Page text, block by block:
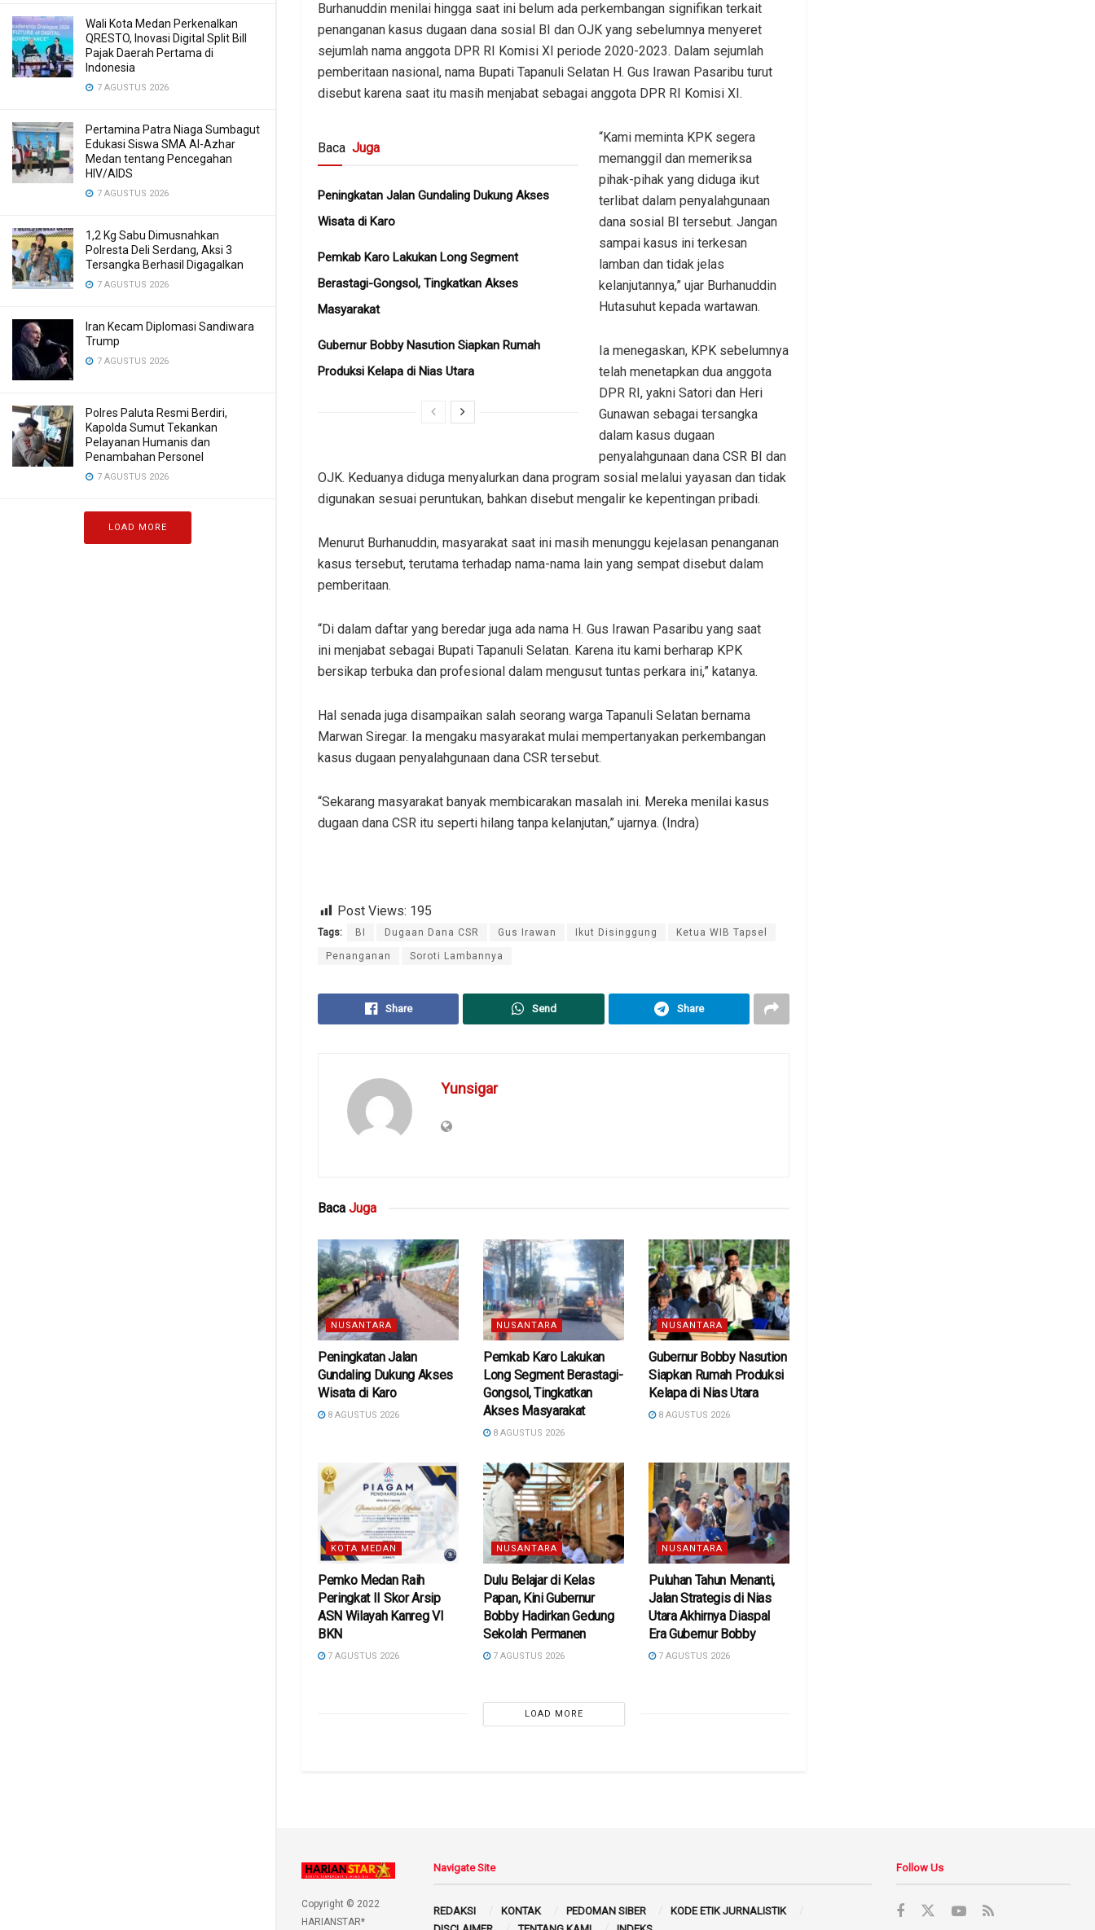
Wali Kota Medan Perkenalkan
QRESTO, Inovasi Digital Split Bill
Pajak Daerah Pertama di
Indonesia
7 AGUSTUS 2026
Pertamina Patra Niaga Sumbagut
Edukasi Siswa SMA Al-Azhar
Medan tentang Pencegahan
HIV/AIDS
7 AGUSTUS 2026
1,2 Kg Sabu Dimusnahkan
Polresta Deli Serdang, Aksi 3
Tersangka Berhasil Digagalkan
7 AGUSTUS 2026
Iran Kecam Diplomasi Sandiwara
Trump
7 AGUSTUS 2026
Polres Paluta Resmi Berdiri,
Kapolda Sumut Tekankan
Pelayanan Humanis dan
Penambahan Personel
7 AGUSTUS 2026
LOAD MORE
Burhanuddin menilai hingga saat ini belum ada perkembangan signifikan terkait
penanganan kasus dugaan dana sosial BI dan OJK yang sebelumnya menyeret
sejumlah nama anggota DPR RI Komisi XI periode 2020-2023. Dalam sejumlah
pemberitaan nasional, nama Bupati Tapanuli Selatan H. Gus Irawan Pasaribu turut
disebut karena saat itu masih menjabat sebagai anggota DPR RI Komisi XI.
Baca Juga
Peningkatan Jalan Gundaling Dukung Akses
Wisata di Karo
Pemkab Karo Lakukan Long Segment
Berastagi-Gongsol, Tingkatkan Akses
Masyarakat
Gubernur Bobby Nasution Siapkan Rumah
Produksi Kelapa di Nias Utara
“Kami meminta KPK segera
memanggil dan memeriksa
pihak-pihak yang diduga ikut
terlibat dalam penyalahgunaan
dana sosial BI tersebut. Jangan
sampai kasus ini terkesan
lamban dan tidak jelas
kelanjutannya,” ujar Burhanuddin
Hutasuhut kepada wartawan.
Ia menegaskan, KPK sebelumnya
telah menetapkan dua anggota
DPR RI, yakni Satori dan Heri
Gunawan sebagai tersangka
dalam kasus dugaan
penyalahgunaan dana CSR BI dan
OJK. Keduanya diduga menyalurkan dana program sosial melalui yayasan dan tidak
digunakan sesuai peruntukan, bahkan disebut mengalir ke kepentingan pribadi.
Menurut Burhanuddin, masyarakat saat ini masih menunggu kejelasan penanganan
kasus tersebut, terutama terhadap nama-nama lain yang sempat disebut dalam
pemberitaan.
“Di dalam daftar yang beredar juga ada nama H. Gus Irawan Pasaribu yang saat
ini menjabat sebagai Bupati Tapanuli Selatan. Karena itu kami berharap KPK
bersikap terbuka dan profesional dalam mengusut tuntas perkara ini,” katanya.
Hal senada juga disampaikan salah seorang warga Tapanuli Selatan bernama
Marwan Siregar. Ia mengaku masyarakat mulai mempertanyakan perkembangan
kasus dugaan penyalahgunaan dana CSR tersebut.
“Sekarang masyarakat banyak membicarakan masalah ini. Mereka menilai kasus
dugaan dana CSR itu seperti hilang tanpa kelanjutan,” ujarnya. (Indra)
Post Views: 195
Tags: BI Dugaan Dana CSR Gus Irawan Ikut Disinggung Ketua WIB Tapsel
Penanganan Soroti Lambannya
Share Send Share
Yunsigar
Baca Juga
NUSANTARA
Peningkatan Jalan
Gundaling Dukung Akses
Wisata di Karo
8 AGUSTUS 2026
NUSANTARA
Pemkab Karo Lakukan
Long Segment Berastagi-
Gongsol, Tingkatkan
Akses Masyarakat
8 AGUSTUS 2026
NUSANTARA
Gubernur Bobby Nasution
Siapkan Rumah Produksi
Kelapa di Nias Utara
8 AGUSTUS 2026
KOTA MEDAN
Pemko Medan Raih
Peringkat II Skor Arsip
ASN Wilayah Kanreg VI
BKN
7 AGUSTUS 2026
NUSANTARA
Dulu Belajar di Kelas
Papan, Kini Gubernur
Bobby Hadirkan Gedung
Sekolah Permanen
7 AGUSTUS 2026
NUSANTARA
Puluhan Tahun Menanti,
Jalan Strategis di Nias
Utara Akhirnya Diaspal
Era Gubernur Bobby
7 AGUSTUS 2026
LOAD MORE
Copyright © 2022
HARIANSTAR*
Navigate Site
REDAKSI KONTAK PEDOMAN SIBER
KODE ETIK JURNALISTIK
Follow Us